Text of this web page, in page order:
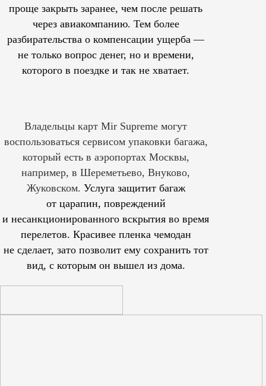
проще закрыть заранее, чем после решать
через авиакомпанию. Тем более
разбирательства о компенсации ущерба —
не только вопрос денег, но и времени,
которого в поездке и так не хватает.
Владельцы карт Mir Supreme могут
воспользоваться сервисом упаковки багажа,
который есть в аэропортах Москвы,
например, в Шереметьево, Внуково,
Жуковском. Услуга защитит багаж
от царапин, повреждений
и несанкционированного вскрытия во время
перелетов. Красивее пленка чемодан
не сделает, зато позволит ему сохранить тот
вид, с которым он вышел из дома.